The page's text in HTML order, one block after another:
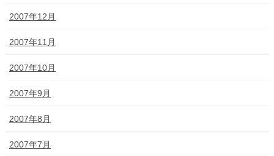
2007年12月
2007年11月
2007年10月
2007年9月
2007年8月
2007年7月